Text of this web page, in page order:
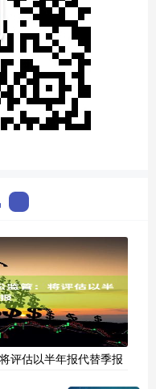
评估以半年报代替季报